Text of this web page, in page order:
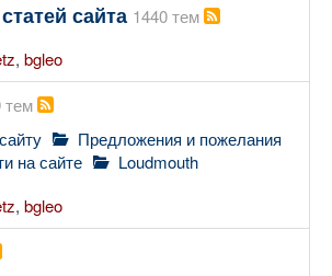
сайта 1440 тем
, bgleo
тем
Предложения и пожелания
на сайте
Loudmouth
, bgleo